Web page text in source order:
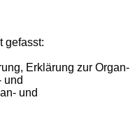
gefasst:
Erklärung zur Organ-
und
und